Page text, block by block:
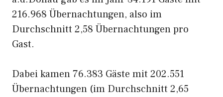
216.968 Übernachtungen, also im
Durchschnitt 2,58 Übernachtungen pro
Gast.
Dabei kamen 76.383 Gäste mit 202.551
Übernachtungen (im Durchschnitt 2,65